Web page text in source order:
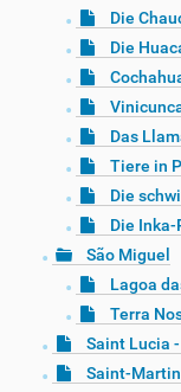
Die
Die
Das
Tiere in
Die
Die Inka-
São Miguel
Lagoa
Terra
Saint Lucia
Saint-